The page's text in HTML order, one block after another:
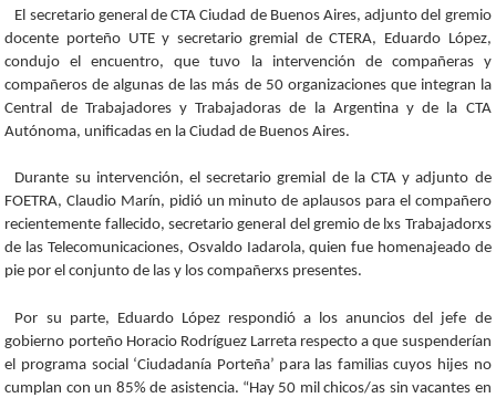
El secretario general de CTA Ciudad de Buenos Aires, adjunto del gremio
docente porteño UTE y secretario gremial de CTERA, Eduardo López,
condujo el encuentro, que tuvo la intervención de compañeras y
compañeros de algunas de las más de 50 organizaciones que integran la
Central de Trabajadores y Trabajadoras de la Argentina y de la CTA
Autónoma, unificadas en la Ciudad de Buenos Aires.
Durante su intervención, el secretario gremial de la CTA y adjunto de
FOETRA, Claudio Marín, pidió un minuto de aplausos para el compañero
recientemente fallecido, secretario general del gremio de lxs Trabajadorxs
de las Telecomunicaciones, Osvaldo Iadarola, quien fue homenajeado de
pie por el conjunto de las y los compañerxs presentes.
Por su parte, Eduardo López respondió a los anuncios del jefe de
gobierno porteño Horacio Rodríguez Larreta respecto a que suspenderían
el programa social ‘Ciudadanía Porteña’ para las familias cuyos hijes no
cumplan con un 85% de asistencia. “Hay 50 mil chicos/as sin vacantes en